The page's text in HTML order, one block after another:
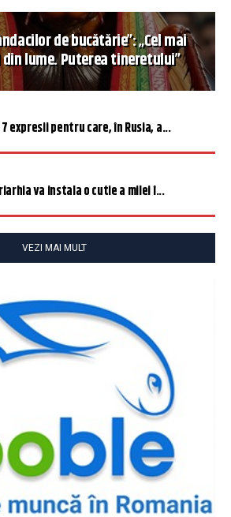
de bucătărie”: „Cel mai
lume. Puterea tineretului”
expresii pentru care, în Rusia, a...
va instala o cutie a milei î...
VEZI MAI MULT